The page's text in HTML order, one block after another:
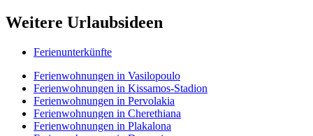
Weitere Urlaubsideen
Ferienunterkünfte
Ferienwohnungen in Vasilopoulo
Ferienwohnungen in Kissamos-Stadion
Ferienwohnungen in Pervolakia
Ferienwohnungen in Cherethiana
Ferienwohnungen in Plakalona